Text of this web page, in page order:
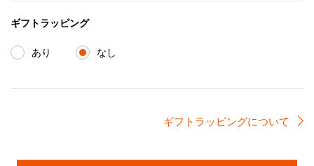
ギフトラッピング
あり なし
ギフトラッピングについて